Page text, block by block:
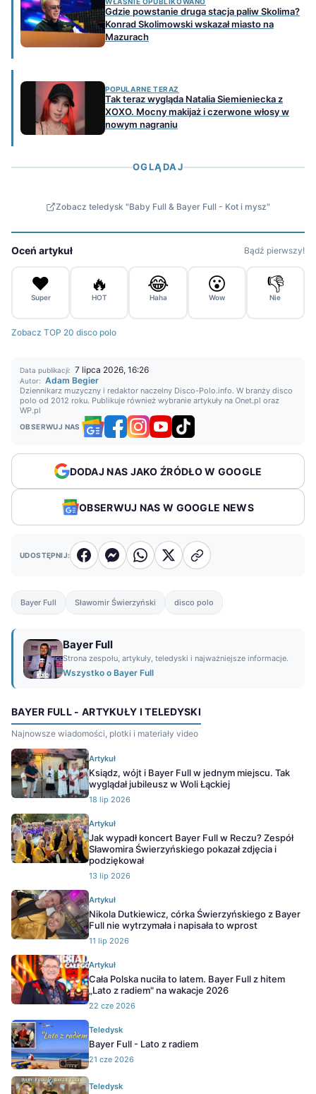
Gdzie powstanie druga stacja paliw Skolima?
Konrad Skolimowski wskazał miasto na
Mazurach
POPULARNE TERAZ
Tak teraz wygląda Natalia Siemieniecka z
XOXO. Mocny makijaż i czerwone włosy w
nowym nagraniu
OGLĄDAJ
Zobacz teledysk "Baby Full & Bayer Full - Kot i mysz"
Oceń artykuł Bądź pierwszy!
❤️
Super
🔥
HOT
😂
Haha
😮
Wow
👎
Nie
Zobacz TOP 20 disco polo
Data publikacji: 7 lipca 2026, 16:26
Autor: Adam Begier
Dziennikarz muzyczny i redaktor naczelny Disco-Polo.info. W branży disco
polo od 2012 roku. Publikuje również wybranie artykuły na Onet.pl oraz
WP.pl
OBSERWUJ NAS
DODAJ NAS JAKO ŹRÓDŁO W GOOGLE
OBSERWUJ NAS W GOOGLE NEWS
UDOSTĘPNIJ:
Bayer Full Sławomir Świerzyński disco polo
Bayer Full
Strona zespołu, artykuły, teledyski i najważniejsze informacje.
Wszystko o Bayer Full
BAYER FULL - ARTYKUŁY I TELEDYSKI
Najnowsze wiadomości, plotki i materiały video
Artykuł
Ksiądz, wójt i Bayer Full w jednym miejscu. Tak
wyglądał jubileusz w Woli Łąckiej
18 lip 2026
Artykuł
Jak wypadł koncert Bayer Full w Reczu? Zespół
Sławomira Świerzyńskiego pokazał zdjęcia i
podziękował
13 lip 2026
Artykuł
Nikola Dutkiewicz, córka Świerzyńskiego z Bayer
Full nie wytrzymała i napisała to wprost
11 lip 2026
Artykuł
Cała Polska nuciła to latem. Bayer Full z hitem
„Lato z radiem" na wakacje 2026
22 cze 2026
Teledysk
Bayer Full - Lato z radiem
21 cze 2026
Teledysk